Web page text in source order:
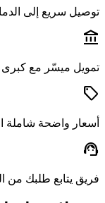
توصيل سريع إلى
account_balance
تمويل ميسّر مع كبرى
sell
أسعار واضحة شاملة
support_agent
فريق يتابع طلبك من